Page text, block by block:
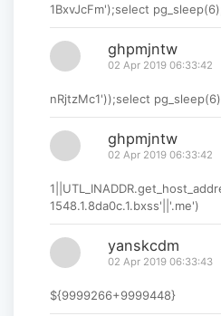
1BxvJcFm');select
ghpmjntw
02 Apr 2019 06:33:42
nRjtzMc1'));select
ghpmjntw
02 Apr 2019 06:33:42
1548.1.8da0c.1.bxss'||'.me')
yanskcdm
02 Apr 2019 06:33:43
${9999266+9999448}